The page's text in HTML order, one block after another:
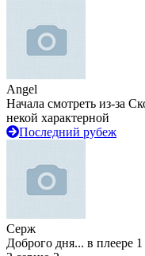
Angel
Начала смотреть из-за
некой характерной
Последний рубеж
Серж
Доброго дня... в плеере